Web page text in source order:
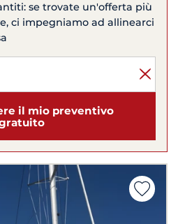
se trovate un'offerta più
ci impegniamo ad allinearci
il mio preventivo